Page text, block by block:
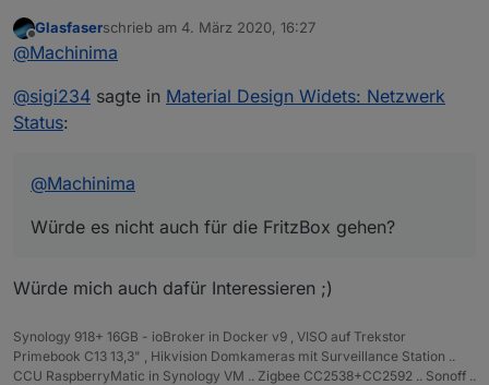
Würde es nicht auch für die FritzBox gehen?
Offline
Glasfaserschrieb am 4. März 2020, 16:27
zuletzt editiert von
@Machinima
@sigi234 sagte in Material Design Widets: Netzwerk
Status:
@Machinima
Würde es nicht auch für die FritzBox gehen?
Würde mich auch dafür Interessieren ;)
Synology 918+ 16GB - ioBroker in Docker v9 , VISO auf Trekstor
Primebook C13 13,3" , Hikvision Domkameras mit Surveillance Station ..
CCU RaspberryMatic in Synology VM .. Zigbee CC2538+CC2592 .. Sonoff ..